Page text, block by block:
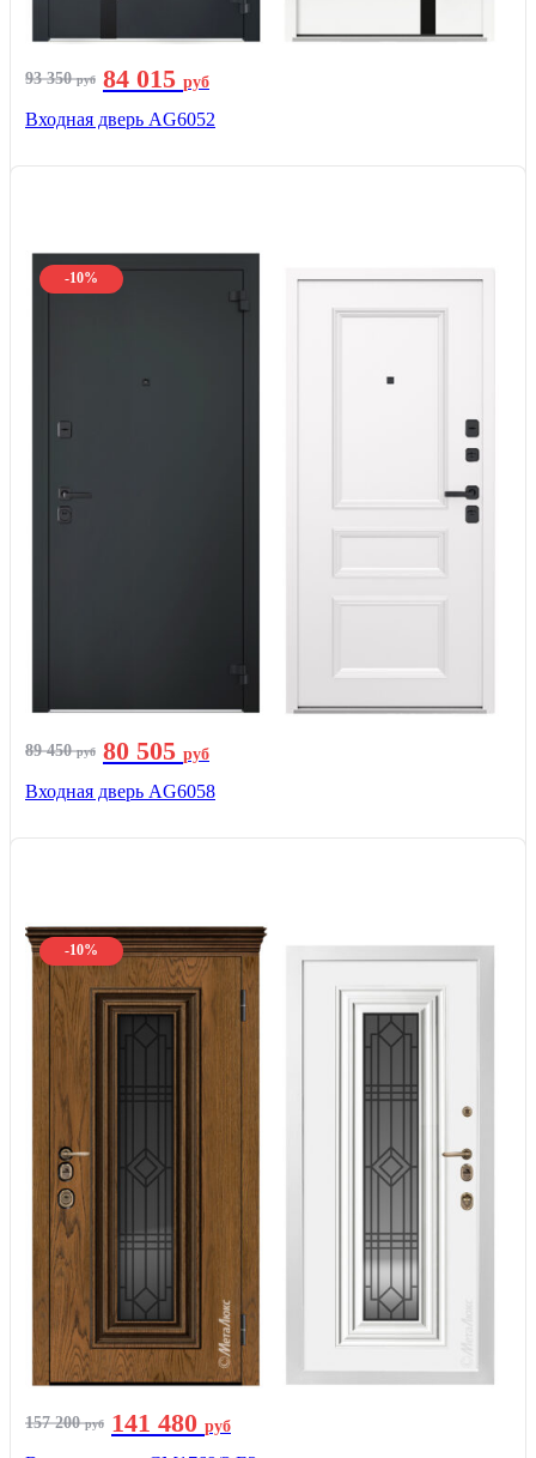
93 350руб 84 015 руб
Входная дверь AG6052
-10%
89 450руб 80 505 руб
Входная дверь AG6058
-10%
157 200руб 141 480 руб